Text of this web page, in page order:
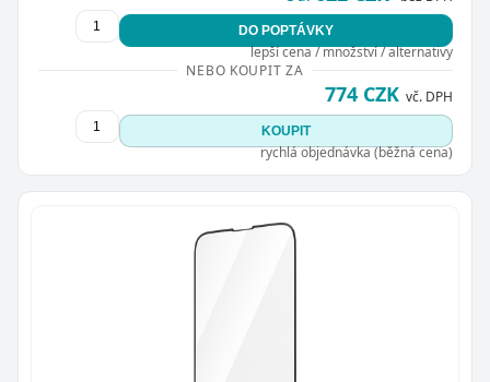
DO POPTÁVKY
lepší cena / množství / alternativy
NEBO KOUPIT ZA
774 CZK vč. DPH
KOUPIT
rychlá objednávka (běžná cena)